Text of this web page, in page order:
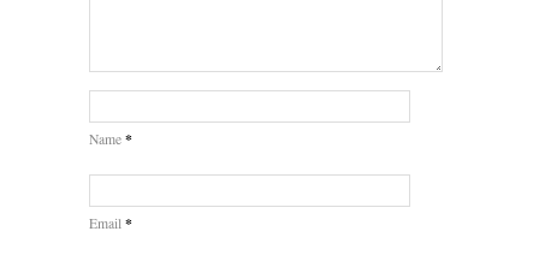
Name *
Email *